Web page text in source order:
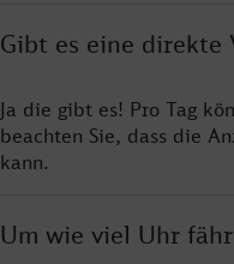
Gibt es eine direkte
Ja die gibt es! Pro Tag
beachten Sie, dass die
kann.
Um wie viel Uhr